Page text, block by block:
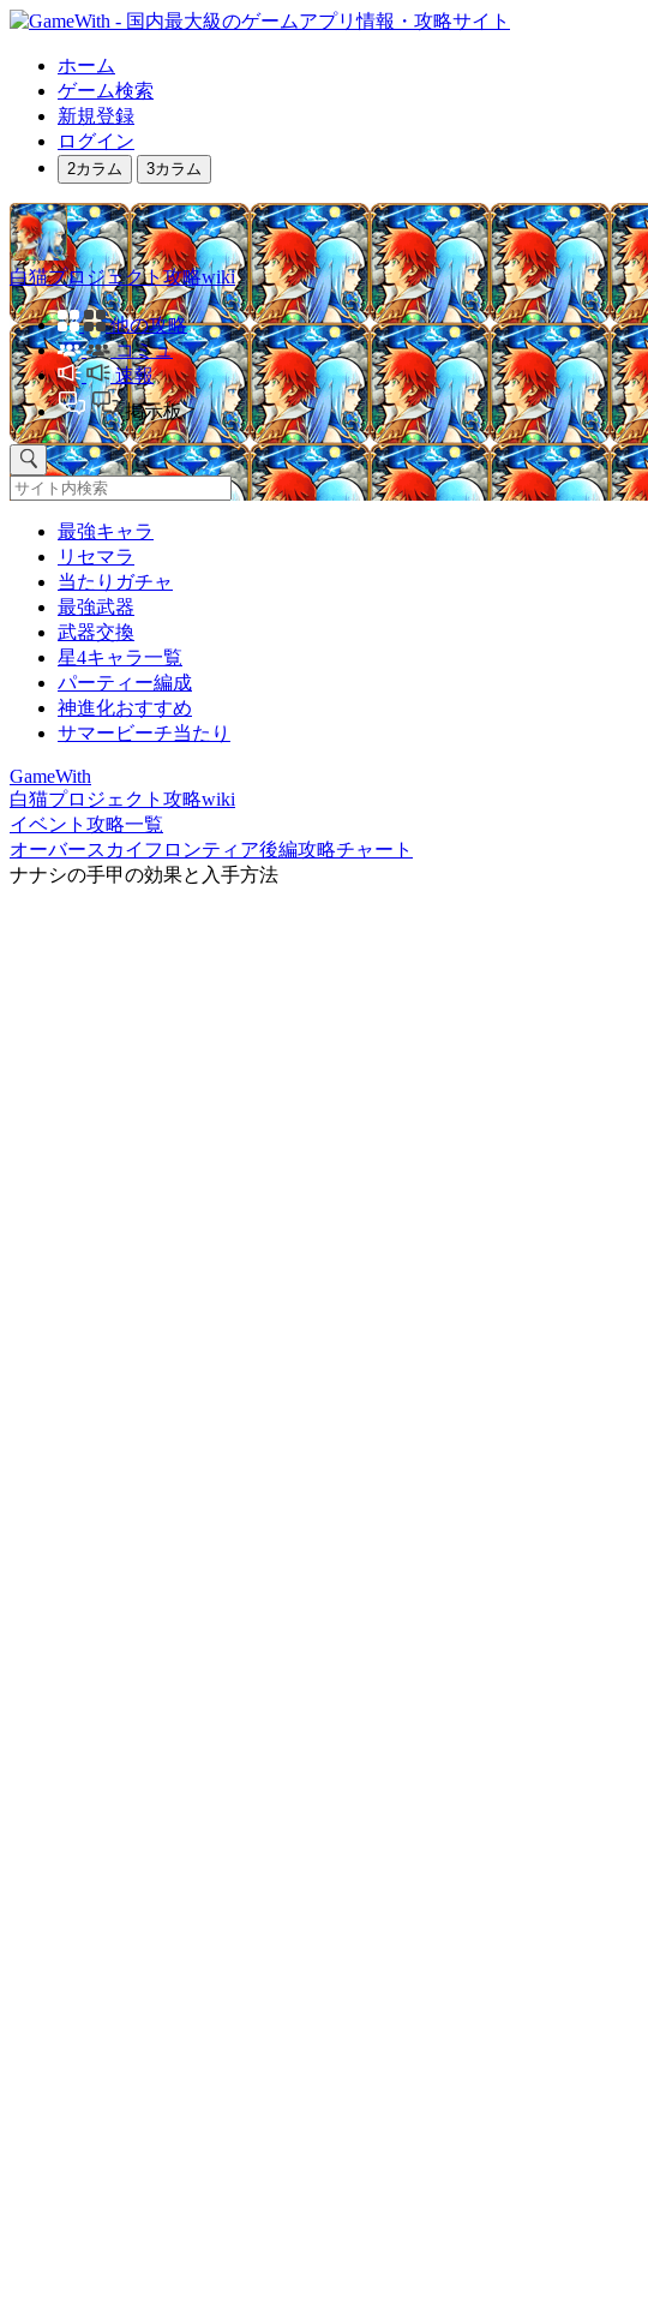
ホーム
ゲーム検索
新規登録
ログイン
2カラム 3カラム
白猫プロジェクト攻略wiki
他の攻略
コミュ
速報
掲示板
最強キャラ
リセマラ
当たりガチャ
最強武器
武器交換
星4キャラ一覧
パーティー編成
神進化おすすめ
サマービーチ当たり
GameWith
白猫プロジェクト攻略wiki
イベント攻略一覧
オーバースカイフロンティア後編攻略チャート
ナナシの手甲の効果と入手方法